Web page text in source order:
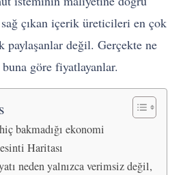
sağ çıkan içerik üreticileri en çok
paylaşanlar değil. Gerçekte ne
buna göre fiyatlayanlar.
bakmadığı ekonomi
Haritası
neden yalnızca verimsiz değil,